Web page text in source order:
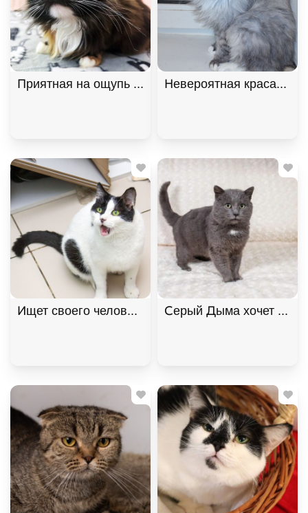
Приятная на ощупь кошка Лайло, Трёхцветный,
Невероятная
Ищет своего человека кот Снежок!, Черный с
Серый Дыма хочет